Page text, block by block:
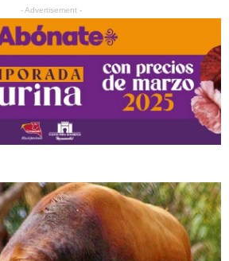
- Advertisement -